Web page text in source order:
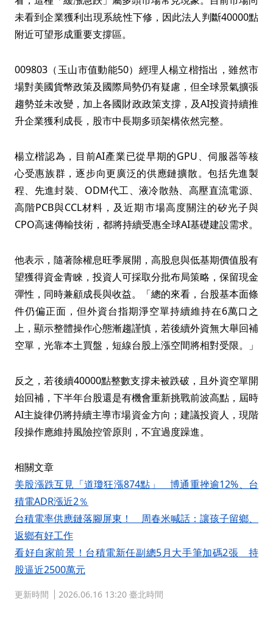
未看到企業獲利出現系統性下修，因此法人判斷40000點
附近可望形成重要支撐區。
009803（玉山市值動能50）經理人楊立楷指出，雖然市
場對美國貨幣政策及國際局勢仍有疑慮，但全球景氣擴張
趨勢並未改變，加上各國財政政策支撐，及AI投資持續推
升企業獲利成長，股市中長期多頭架構依然完整。
楊立楷認為，目前AI產業已從早期的GPU、伺服器等核
心受惠族群，逐步向更廣泛的供應鏈擴散。包括先進製
程、先進封裝、ODM代工、液冷散熱、高壓直流電源、
高階PCB與CCL材料，及近期市場高度關注的矽光子與
CPO高速傳輸技術，都將持續受惠全球AI基礎建設需求。
他表示，隨著除權息旺季展開，高股息與低基期價值股有
望獲得資金青睞，投資人可採取分批布局策略，保留現金
彈性，同時兼顧成長與收益。「總的來看，台股基本面條
件仍偏正面，但外資台指期淨空單持續維持在6萬口之
上，顯示整體操作心態漸趨謹慎，若後續外資無大舉回補
空單，光靠本土買盤，短線台股上漲空間將相對受限。」
反之，若後續40000點整數支撐未被跌破，且外資空單開
始回補，下半年台股還是有機會重新挑戰前波高點，屆時
AI主旋律仍將持續主導市場資金方向；建議投資人，現階
段操作應維持風險控管原則，不宜過度躁進。
相關文章
美股漲跌互見「道瓊狂漲874點」 博通重挫逾12%、台
積電ADR漲近2％
台積電率供應鏈落腳屏東！ 周春米喊話：讓孩子留鄉、
返鄉有好工作
看好自家前景！台積電新任副總5月大手筆加碼2張 持
股逼近2500萬元
更新時間 2026.06.16 13:20 臺北時間